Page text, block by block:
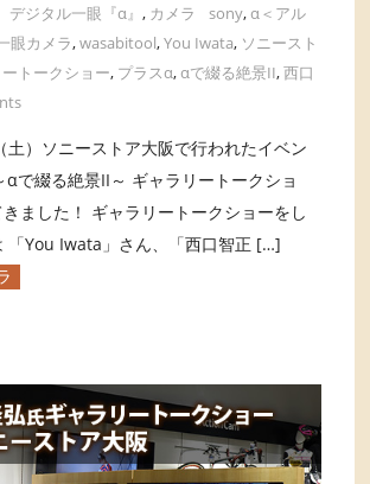
デジタル一眼『α』, カメラ sony,α＜アル
眼カメラ,wasabitool,You Iwata, ソニースト
トークショー, プラスα,αで綴る絶景II,西口
ソニーストア大阪で行われたイベン
αで綴る絶景II～ ギャラリートークショ
ました！ ギャラリートークショーをし
「You Iwata」さん、「西口智正 […]